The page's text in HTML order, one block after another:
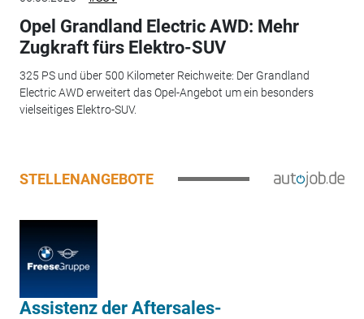
Opel Grandland Electric AWD: Mehr
Zugkraft fürs Elektro-SUV
325 PS und über 500 Kilometer Reichweite: Der Grandland
Electric AWD erweitert das Opel-Angebot um ein besonders
vielseitiges Elektro-SUV.
STELLENANGEBOTE
Assistenz der Aftersales-